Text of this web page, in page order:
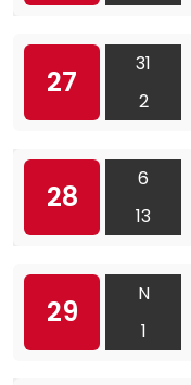
27
31
2
28
6
13
29
N
1